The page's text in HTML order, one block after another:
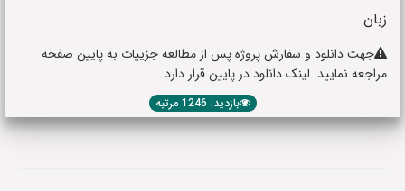
زبان
جهت دانلود و سفارش پروژه پس از مطالعه جزییات به پایین صفحه
مراجعه نمایید. لینک دانلود در پایین قرار دارد.
بازدید: 1246 مرتبه